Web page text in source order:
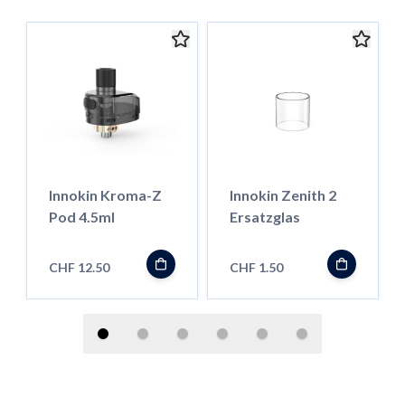
Innokin Kroma-Z
Pod 4.5ml
CHF 12.50
Innokin Zenith 2
Ersatzglas
CHF 1.50